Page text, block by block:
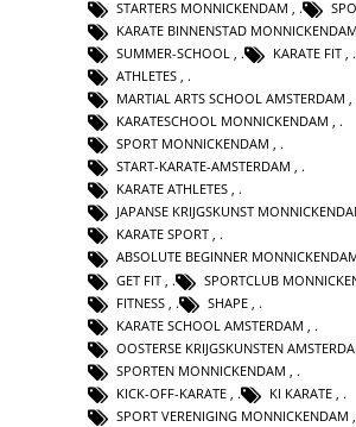
STARTERS MONNICKENDAM
KARATE BINNENSTAD MONNICKENDAM
SUMMER-SCHOOL
KARATE FIT
ATHLETES
MARTIAL ARTS SCHOOL AMSTERDAM ,
KARATESCHOOL MONNICKENDAM ,
SPORT MONNICKENDAM ,
START-KARATE-AMSTERDAM ,
KARATE ATHLETES ,
JAPANSE KRIJGSKUNST
KARATE SPORT ,
ABSOLUTE BEGINNER
GET FIT
SPORTCLUB
FITNESS
SHAPE
KARATE SCHOOL AMSTERDAM
OOSTERSE KRIJGSKUNSTEN
SPORTEN MONNICKENDAM
KICK-OFF-KARATE
KI KARATE
SPORT VERENIGING MONNICKENDAM